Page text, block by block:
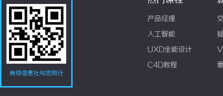
娄烦信息社与您同行
产品经理
人工智能
UXD全能设计
C4D教程